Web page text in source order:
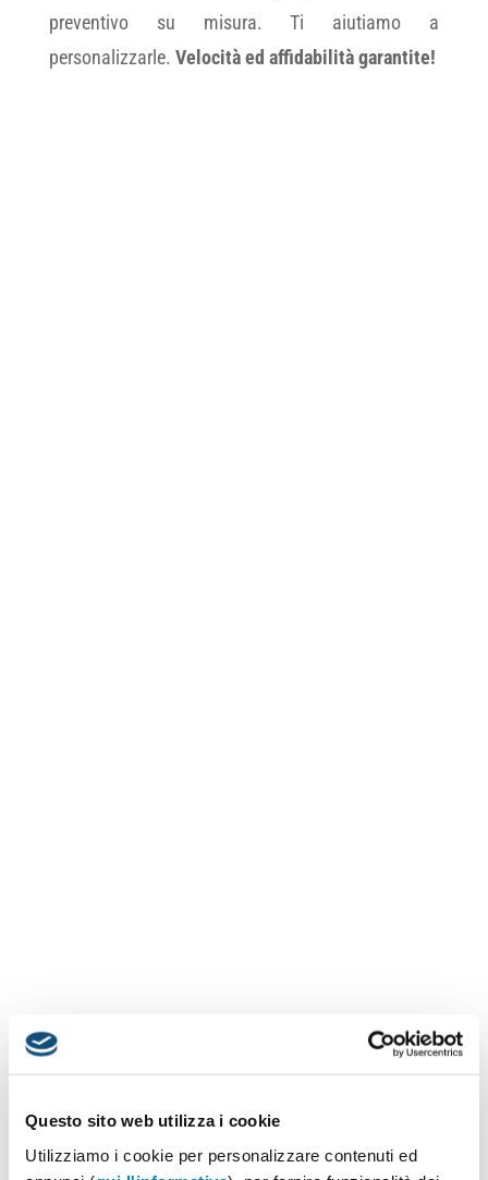
Questo sito web utilizza i cookie
Utilizziamo i cookie per personalizzare contenuti ed
preventivo su misura. Ti aiutiamo a
personalizzarle. Velocità ed affidabilità garantite!